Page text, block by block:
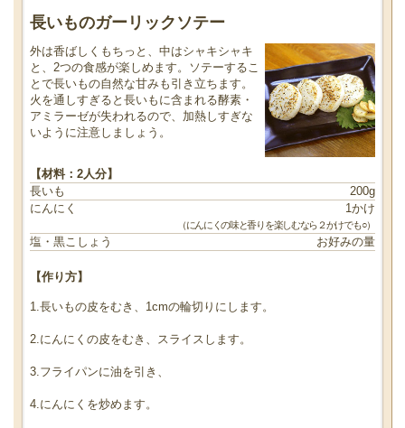
長いものガーリックソテー
外は香ばしくもちっと、中はシャキシャキ
と、2つの食感が楽しめます。ソテーするこ
とで長いもの自然な甘みも引き立ちます。
火を通しすぎると長いもに含まれる酵素・
アミラーゼが失われるので、加熱しすぎな
いように注意しましょう。
【材料：2人分】
長いも
200g
にんにく
1かけ
（にんにくの味と香りを楽しむなら２かけでも○）
塩・黒こしょう お好みの量
【作り方】
1.長いもの皮をむき、1cmの輪切りにします。
2.にんにくの皮をむき、スライスします。
3.フライパンに油を引き、
4.にんにくを炒めます。